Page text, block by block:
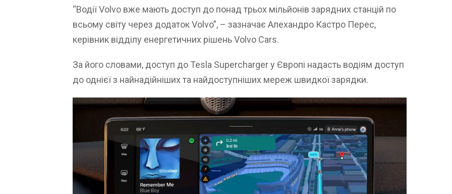
“Водії Volvo вже мають доступ до понад трьох мільйонів зарядних станцій по
всьому світу через додаток Volvo”, – зазначає Алехандро Кастро Перес,
керівник відділу енергетичних рішень Volvo Cars.
За його словами, доступ до Tesla Supercharger у Європі надасть водіям доступ
до однієї з найнадійніших та найдоступніших мереж швидкої зарядки.